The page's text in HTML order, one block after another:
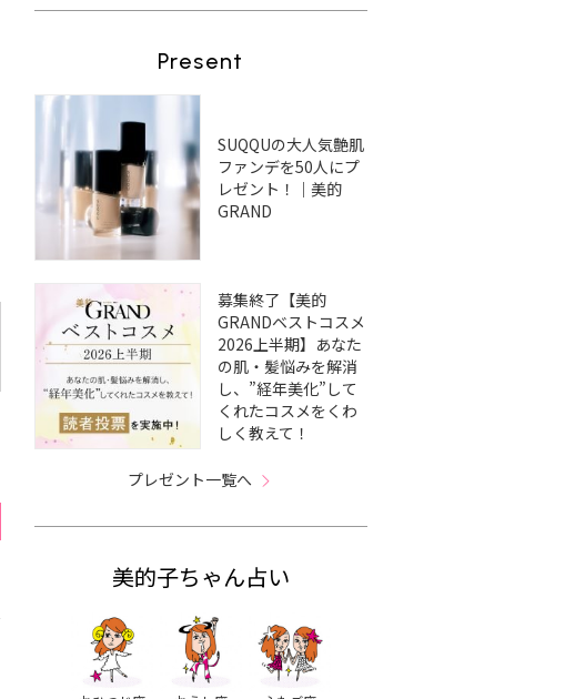
Present
SUQQUの大人気艶肌
ファンデを50人にプ
レゼント！｜美的
GRAND
募集終了【美的
GRANDベストコスメ
2026上半期】あなた
の肌・髪悩みを解消
し、”経年美化”して
くれたコスメをくわ
しく教えて！
プレゼント一覧へ
美的子ちゃん占い